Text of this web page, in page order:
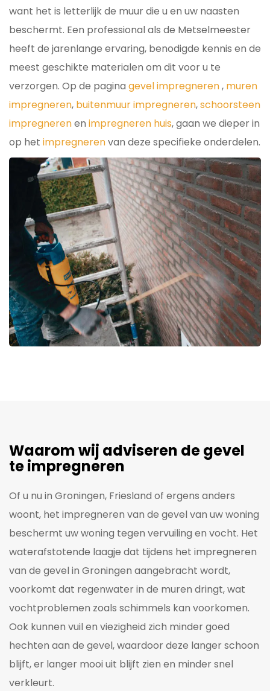
want het is letterlijk de muur die u en uw naasten
beschermt. Een professional als de Metselmeester
heeft de jarenlange ervaring, benodigde kennis en de
meest geschikte materialen om dit voor u te
verzorgen. Op de pagina gevel impregneren, muren
impregneren, buitenmuur impregneren,schoorsteen
impregnerenen impregneren huis, gaan we dieper in
op het impregnerenvan deze specifieke onderdelen.
Waarom wij adviseren de gevel
te impregneren
Of u nu in Groningen, Friesland of ergens anders
woont, het impregneren van de gevel van uw woning
beschermt uw woning tegen vervuiling en vocht. Het
waterafstotende laagje dat tijdens het impregneren
van de gevel in Groningen aangebracht wordt,
voorkomt dat regenwater in de muren dringt, wat
vochtproblemen zoals schimmels kan voorkomen.
Ook kunnen vuil en viezigheid zich minder goed
hechten aan de gevel, waardoor deze langer schoon
blijft, er langer mooi uit blijft zien en minder snel
verkleurt.